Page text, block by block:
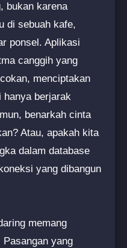
bukan karena
di sebuah kafe,
ponsel. Aplikasi
canggih yang
menciptakan
hanya berjarak
benarkah cinta
Atau, apakah kita
dalam database
yang dibangun
memang
Pasangan yang